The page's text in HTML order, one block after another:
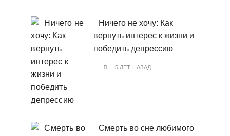
Ничего не хочу: Как
вернуть интерес к жизни и
победить депрессию
5 ЛЕТ НАЗАД
Смерть во сне любимого